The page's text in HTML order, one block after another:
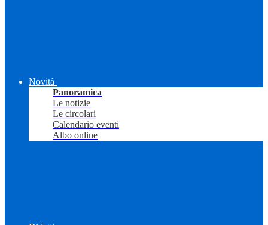
Novità
Panoramica
Le notizie
Le circolari
Calendario eventi
Albo online